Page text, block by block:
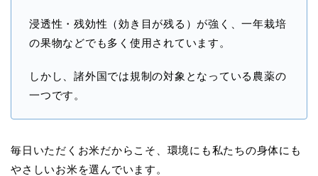
浸透性・残効性（効き目が残る）が強く、一年栽培
の果物などでも多く使用されています。
しかし、諸外国では規制の対象となっている農薬の
一つです。
毎日いただくお米だからこそ、環境にも私たちの身体にも
やさしいお米を選んでいます。